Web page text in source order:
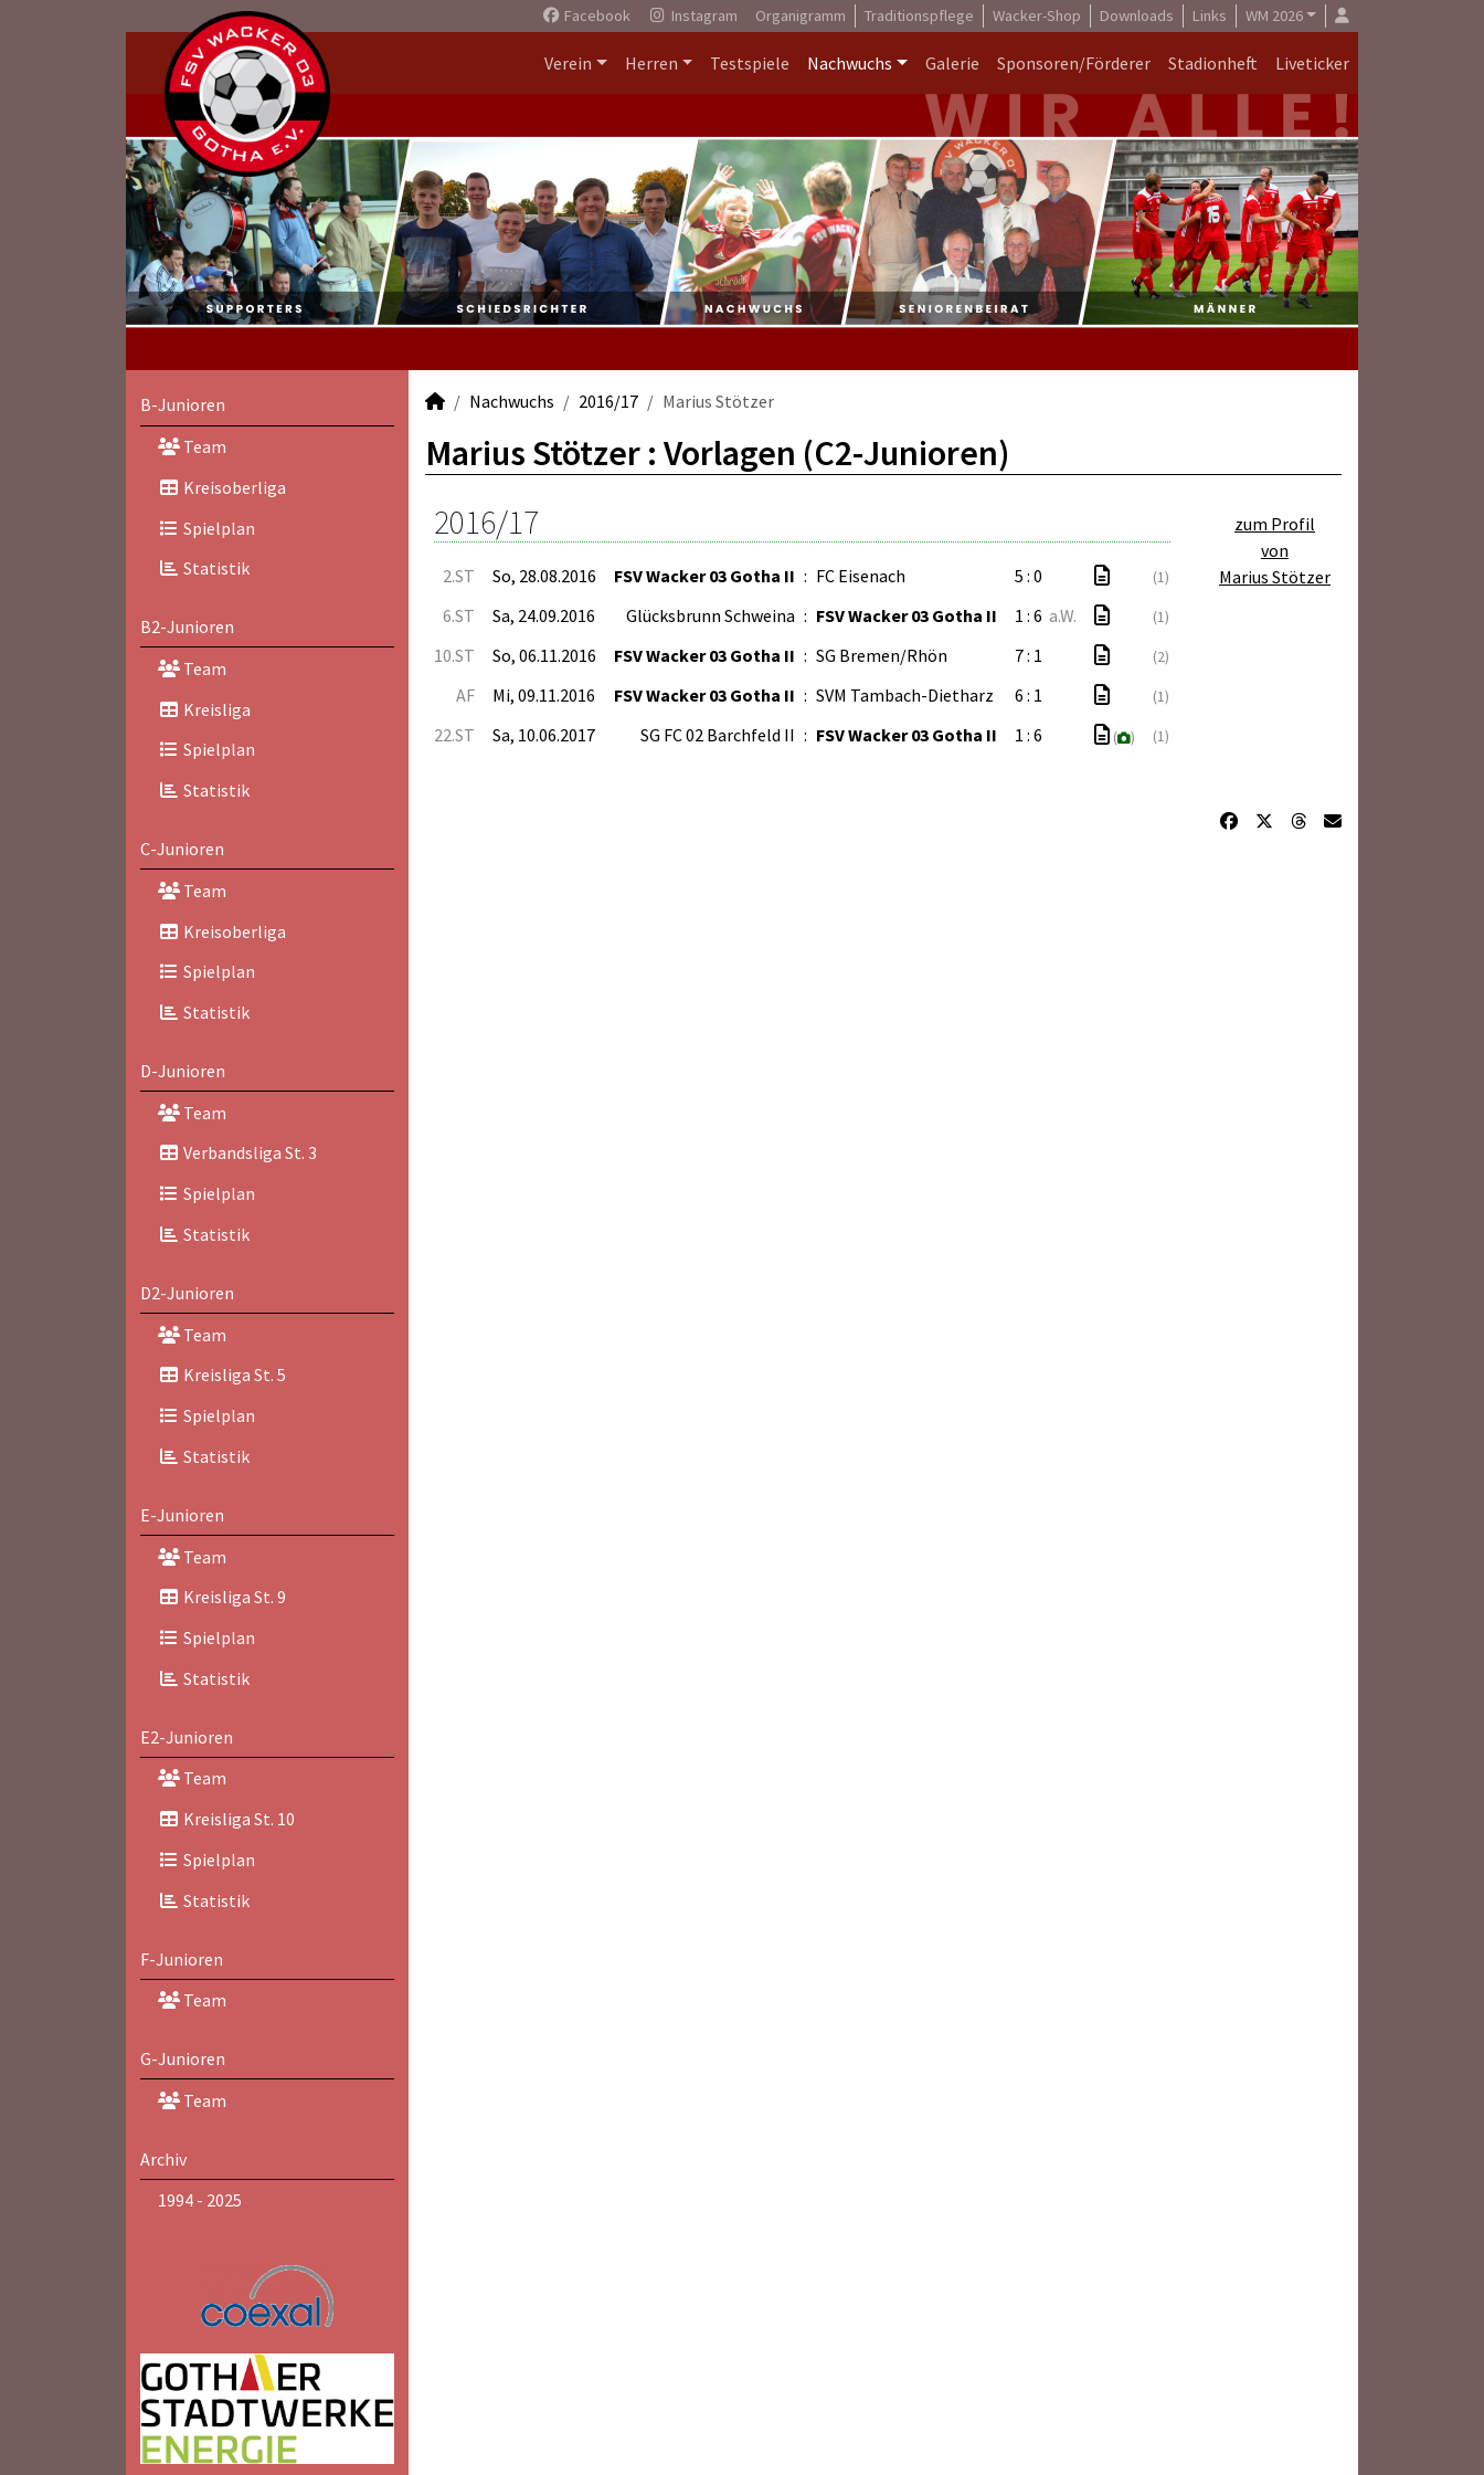
Facebook Instagram Organigramm Traditionspflege Wacker-Shop Downloads Links WM 2026
Verein Herren Testspiele Nachwuchs Galerie Sponsoren/Förderer Stadionheft Liveticker
B-Junioren
Team
Kreisoberliga
Spielplan
Statistik
B2-Junioren
Team
Kreisliga
Spielplan
Statistik
C-Junioren
Team
Kreisoberliga
Spielplan
Statistik
D-Junioren
Team
Verbandsliga St. 3
Spielplan
Statistik
D2-Junioren
Team
Kreisliga St. 5
Spielplan
Statistik
E-Junioren
Team
Kreisliga St. 9
Spielplan
Statistik
E2-Junioren
Team
Kreisliga St. 10
Spielplan
Statistik
F-Junioren
Team
G-Junioren
Team
Archiv
1994 - 2025
Nachwuchs 2016/17 Marius Stötzer
Marius Stötzer : Vorlagen (C2-Junioren)
zum Profil
von
Marius Stötzer
2016/17
2.ST So, 28.08.2016 FSV Wacker 03 Gotha II : FC Eisenach 5 : 0 (1)
6.ST Sa, 24.09.2016 Glücksbrunn Schweina : FSV Wacker 03 Gotha II 1 : 6 a.W. (1)
10.ST So, 06.11.2016 FSV Wacker 03 Gotha II : SG Bremen/Rhön 7 : 1 (2)
AF Mi, 09.11.2016 FSV Wacker 03 Gotha II : SVM Tambach-Dietharz 6 : 1 (1)
22.ST Sa, 10.06.2017 SG FC 02 Barchfeld II : FSV Wacker 03 Gotha II 1 : 6 ( ) (1)